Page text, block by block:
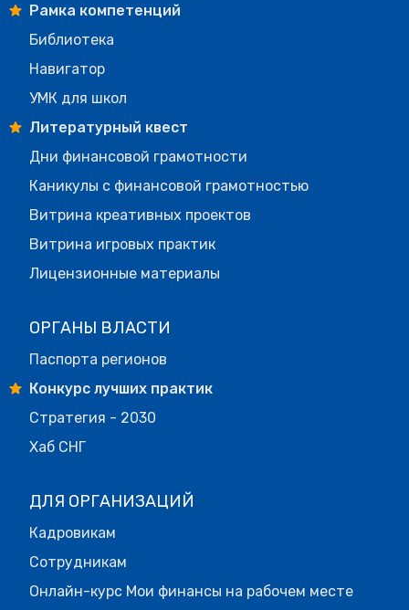
Рамка компетенций
Библиотека
Навигатор
УМК для школ
Литературный квест
Дни финансовой грамотности
Каникулы с финансовой грамотностью
Витрина креативных проектов
Витрина игровых практик
Лицензионные материалы
ОРГАНЫ ВЛАСТИ
Паспорта регионов
Конкурс лучших практик
Стратегия - 2030
Хаб СНГ
ДЛЯ ОРГАНИЗАЦИЙ
Кадровикам
Сотрудникам
Онлайн-курс Мои финансы на рабочем месте